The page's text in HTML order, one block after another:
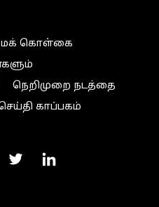
கொள்கை
நெறிமுறை நடத்தை
காப்பகம்